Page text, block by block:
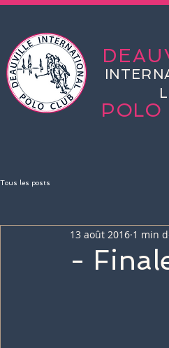
L
POLO
Tous les posts
-
13 août 2016 1 min